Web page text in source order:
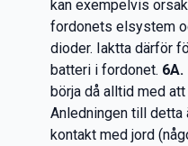
kan exempelvis
fordonets elsystem
dioder. Iaktta därför
batteri i fordonet. 6A.
börja då alltid med
Anledningen till detta
kontakt med jord